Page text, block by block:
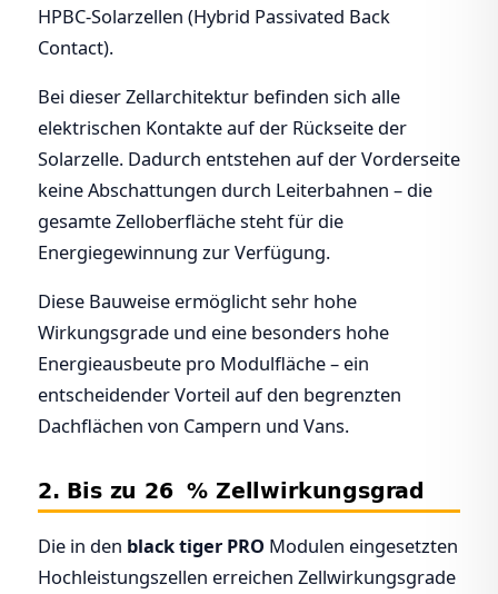
HPBC-Solarzellen (Hybrid Passivated Back
Contact).
Bei dieser Zellarchitektur befinden sich alle
elektrischen Kontakte auf der Rückseite der
Solarzelle. Dadurch entstehen auf der Vorderseite
keine Abschattungen durch Leiterbahnen – die
gesamte Zelloberfläche steht für die
Energiegewinnung zur Verfügung.
Diese Bauweise ermöglicht sehr hohe
Wirkungsgrade und eine besonders hohe
Energieausbeute pro Modulfläche – ein
entscheidender Vorteil auf den begrenzten
Dachflächen von Campern und Vans.
2. Bis zu 26 % Zellwirkungsgrad
Die in den black tiger PRO Modulen eingesetzten
Hochleistungszellen erreichen Zellwirkungsgrade